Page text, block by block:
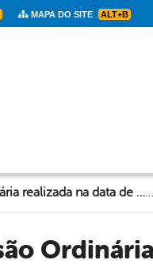
MAPA DO SITE ALT+B
Na 49 Sessão Ordinária realizada na data de …….., várias matérias foram apresentadas e na oportunidade foi aprovado o Projeto de Lei n. 017/2025, que institui no município a Instalação de Longa Permanência para Idosos ( ILPI ).